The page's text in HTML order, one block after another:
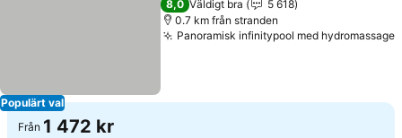
Populärt val
8,0 Väldigt bra
5 618
0.7 km från stranden
Panoramisk infinitypool med hydromassage
Från 1 472 kr